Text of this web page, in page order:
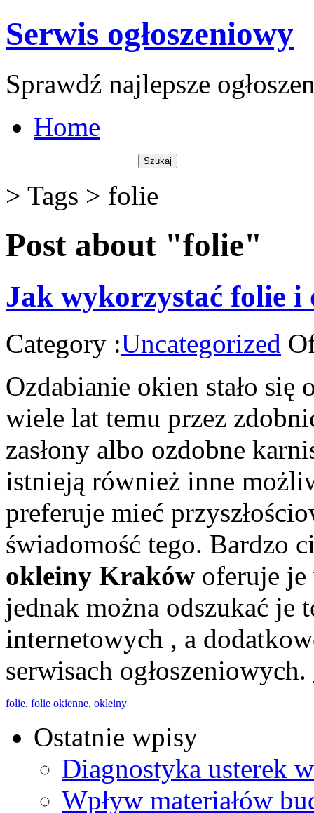
Serwis ogłoszeniowy
Sprawdź najlepsze
Home
> Tags > folie
Post about "folie"
Jak wykorzystać folie i
Category :Uncategorized
Ozdabianie okien stało się
wiele lat temu przez
zasłony albo ozdobne
istnieją również inne
preferuje mieć
świadomość tego. Bardzo
okleiny Kraków oferuje
jednak można odszukać je
internetowych , a
serwisach ogłoszeniowych.
folie, folie okienne, okleiny
Ostatnie wpisy
Diagnostyka usterek
Wpływ materiałów